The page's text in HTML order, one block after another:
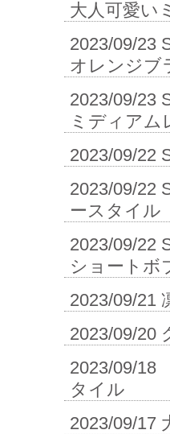
大人可愛い
2023/09/23
オレンジブ
2023/09/23
ミディアム
2023/09/22
2023/09/22
ースタイル
2023/09/22
ショートボ
2023/09/21
2023/09/20
2023/09/18
タイル
2023/09/17